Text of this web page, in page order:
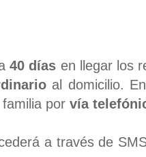
40 días en llegar los
al domicilio.
por vía
a través de